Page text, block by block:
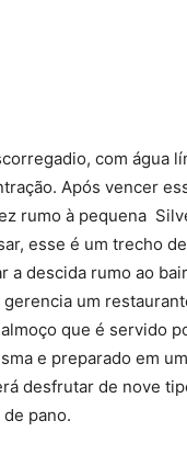
com água
Após vencer
rumo à pequena
esse é um trecho
a descida rumo ao
um
que é servido
e preparado em
desfrutar de nove
pano.